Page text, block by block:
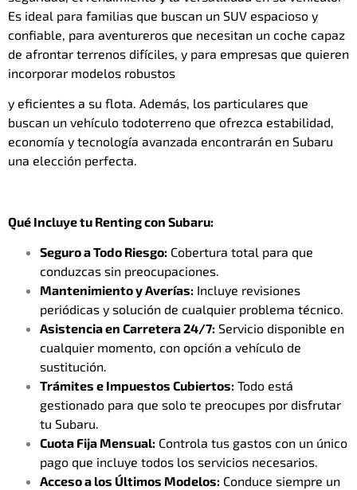
Es ideal para familias que buscan un SUV espacioso y
confiable, para aventureros que necesitan un coche capaz
de afrontar terrenos difíciles, y para empresas que quieren
incorporar modelos robustos
y eficientes a su flota. Además, los particulares que
buscan un vehículo todoterreno que ofrezca estabilidad,
economía y tecnología avanzada encontrarán en Subaru
una elección perfecta.
Qué Incluye tu Renting con Subaru:
Seguro a Todo Riesgo: Cobertura total para que
conduzcas sin preocupaciones.
Mantenimiento y Averías: Incluye revisiones
periódicas y solución de cualquier problema técnico.
Asistencia en Carretera 24/7: Servicio disponible en
cualquier momento, con opción a vehículo de
sustitución.
Trámites e Impuestos Cubiertos: Todo está
gestionado para que solo te preocupes por disfrutar
tu Subaru.
Cuota Fija Mensual: Controla tus gastos con un único
pago que incluye todos los servicios necesarios.
Acceso a los Últimos Modelos: Conduce siempre un